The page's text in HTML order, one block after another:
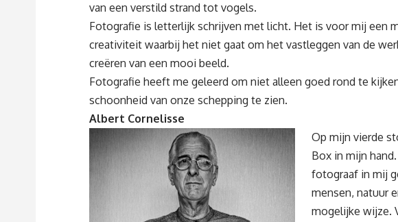
van een verstild strand tot vogels.
Fotografie is letterlijk schrijven met licht. Het is voor mij een
creativiteit waarbij het niet gaat om het vastleggen van de
creëren van een mooi beeld.
Fotografie heeft me geleerd om niet alleen goed rond te
schoonheid van onze schepping te zien.
Albert Cornelisse
Op mijn vierde
Box in mijn
fotograaf in mij
mensen, natuur
mogelijke wijze.